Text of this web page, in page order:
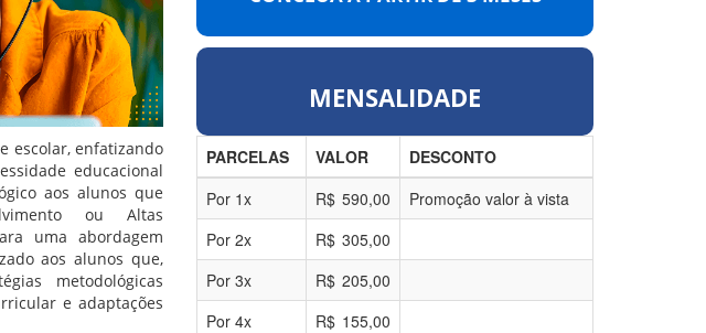
escolar, enfatizando
educacional
aos alunos que
ou Altas
uma abordagem
aos alunos que,
metodológicas
e adaptações
MENSALIDADE
PARCELAS VALOR
DESCONTO
Por 1x R$ 590,00
Promoção valor à vista
Por 2x R$ 305,00
Por 3x R$ 205,00
Por 4x R$ 155,00